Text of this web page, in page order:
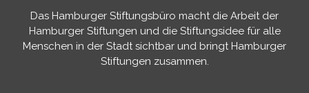
Das Hamburger Stiftungsbüro macht die Arbeit der
Hamburger Stiftungen und die Stiftungsidee für alle
Menschen in der Stadt sichtbar und bringt Hamburger
Stiftungen zusammen.​